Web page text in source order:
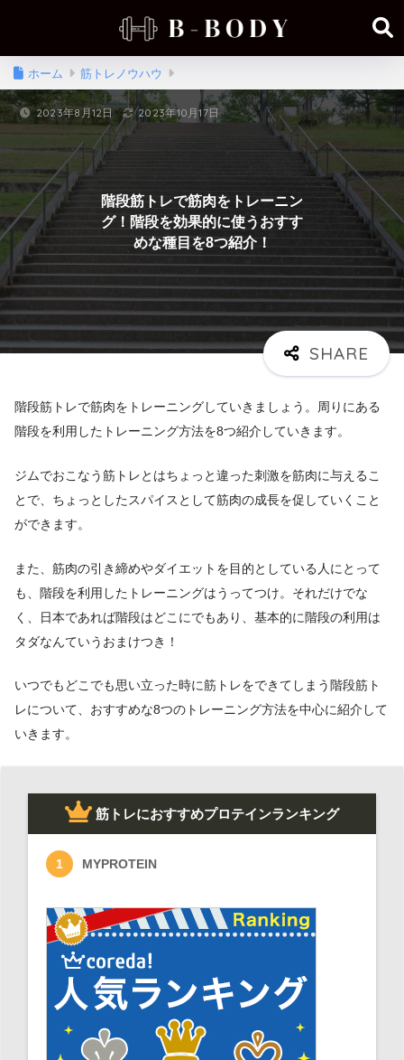
ホーム 筋トレノウハウ
階段筋トレで筋肉をトレーニン
グ！階段を効果的に使うおすす
めな種目を8つ紹介！
2023年8月12日 2023年10月17日
階段筋トレで筋肉をトレーニングしていきましょう。周りにある
階段を利用したトレーニング方法を8つ紹介していきます。
ジムでおこなう筋トレとはちょっと違った刺激を筋肉に与えるこ
とで、ちょっとしたスパイスとして筋肉の成長を促していくこと
ができます。
また、筋肉の引き締めやダイエットを目的としている人にとって
も、階段を利用したトレーニングはうってつけ。それだけでな
く
、日本であれば階段はどこにでもあり、基本的に階段の利用は
タダなんていうおまけつき！
いつでもどこでも思い立った時に筋トレをできてしまう階段筋ト
レについて、おすすめな8つのトレーニング方法を中心に紹介して
いきます。
筋トレにおすすめプロテインランキング
MYPROTEIN